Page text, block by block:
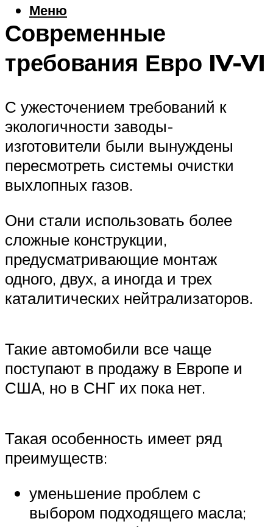
Меню
Современные
требования Евро IV-VI
С ужесточением требований к
экологичности заводы-
изготовители были вынуждены
пересмотреть системы очистки
выхлопных газов.
Они стали использовать более
сложные конструкции,
предусматривающие монтаж
одного, двух, а иногда и трех
каталитических нейтрализаторов.
Такие автомобили все чаще
поступают в продажу в Европе и
США, но в СНГ их пока нет.
Такая особенность имеет ряд
преимуществ:
уменьшение проблем с
выбором подходящего масла;